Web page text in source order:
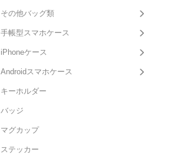
その他バッグ類
手帳型スマホケース
iPhoneケース
Androidスマホケース
キーホルダー
バッジ
マグカップ
ステッカー